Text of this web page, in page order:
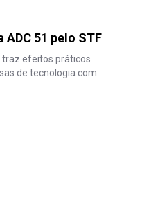
51 pelo STF
traz efeitos práticos
de tecnologia com